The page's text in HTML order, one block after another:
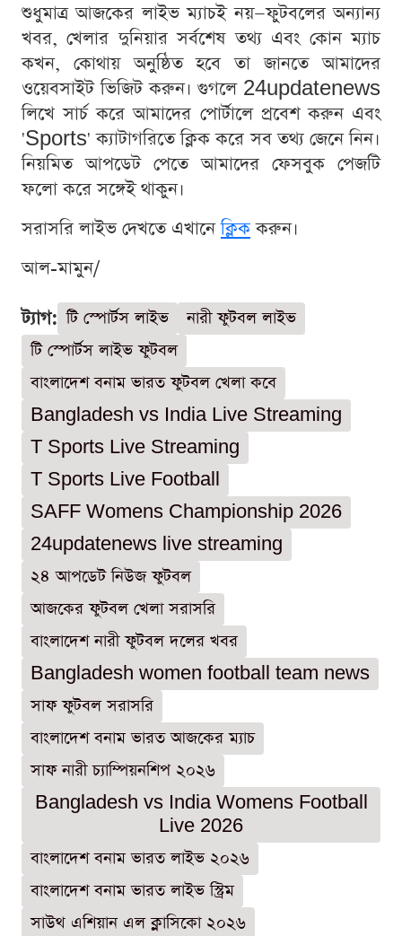
শুধুমাত্র আজকের লাইভ ম্যাচই নয়—ফুটবলের অন্যান্য
খবর, খেলার দুনিয়ার সর্বশেষ তথ্য এবং কোন ম্যাচ
কখন, কোথায় অনুষ্ঠিত হবে তা জানতে আমাদের
ওয়েবসাইট ভিজিট করুন। গুগলে 24updatenews
লিখে সার্চ করে আমাদের পোর্টালে প্রবেশ করুন এবং
'Sports' ক্যাটাগরিতে ক্লিক করে সব তথ্য জেনে নিন।
নিয়মিত আপডেট পেতে আমাদের ফেসবুক পেজটি
ফলো করে সঙ্গেই থাকুন।
সরাসরি লাইভ দেখতে এখানেক্লিককরুন।
আল-মামুন/
ট্যাগ: টি স্পোর্টস লাইভ
নারী ফুটবল লাইভ
টি স্পোর্টস লাইভ ফুটবল
বাংলাদেশ বনাম ভারত ফুটবল খেলা কবে
Bangladesh vs India Live Streaming
T Sports Live Streaming
T Sports Live Football
SAFF Womens Championship 2026
24updatenews live streaming
২৪ আপডেট নিউজ ফুটবল
আজকের ফুটবল খেলা সরাসরি
বাংলাদেশ নারী ফুটবল দলের খবর
Bangladesh women football team news
সাফ ফুটবল সরাসরি
বাংলাদেশ বনাম ভারত আজকের ম্যাচ
সাফ নারী চ্যাম্পিয়নশিপ ২০২৬
Bangladesh vs India Womens Football
Live 2026
বাংলাদেশ বনাম ভারত লাইভ ২০২৬
বাংলাদেশ বনাম ভারত লাইভ স্ট্রিম
সাউথ এশিয়ান এল ক্লাসিকো ২০২৬